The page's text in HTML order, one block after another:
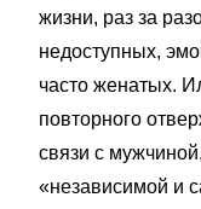
жизни, раз за
недоступных,
часто женатых.
повторного
связи с
«независимой и